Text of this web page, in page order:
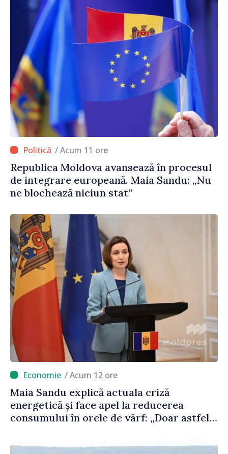
/ Acum 11 ore
Republica Moldova avansează în procesul
de integrare europeană. Maia Sandu: „Nu
ne blochează niciun stat”
/ Acum 12 ore
Maia Sandu explică actuala criză
energetică și face apel la reducerea
consumului în orele de vârf: „Doar astfel
mic”